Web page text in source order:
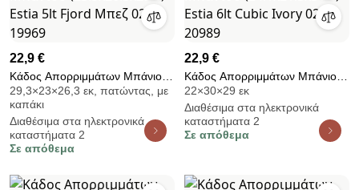
22,9 €
Κάδος Απορριμμάτων Μπάνιου
(23.5x26.3x29.3) Estia 5lt Fjord
Μπεζ 02-19969
29,3×23×26,3 εκ, πατώντας, με
καπάκι
Διαθέσιμα στα ηλεκτρονικά
καταστήματα 2
Σε απόθεμα
22,9 €
Κάδος Απορριμμάτων Μπάνιου
(24.1x21.3x31.6) Estia 6lt Cubic
Ivory 02-20989
22×30×29 εκ
Διαθέσιμα στα ηλεκτρονικά
καταστήματα 2
Σε απόθεμα